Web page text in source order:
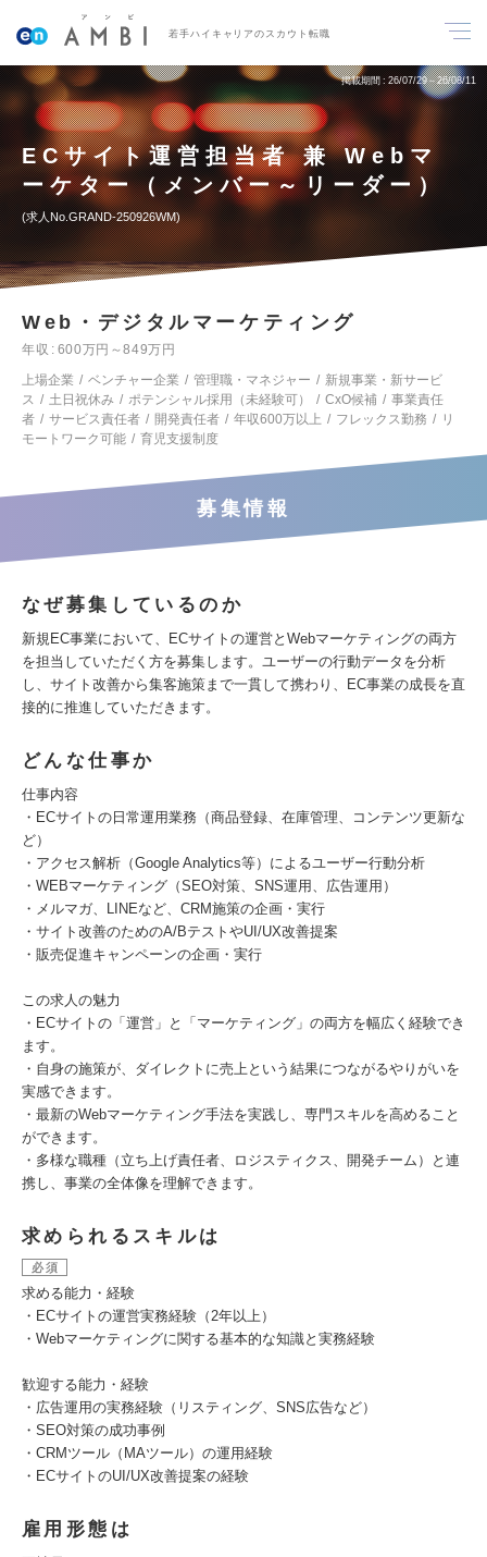
若手ハイキャリアのスカウト転職
掲載期間 26/07/29～26/08/11
ECサイト運営担当者 兼 Webマ
ーケター（メンバー～リーダー）
求人No.GRAND-250926WM
Web・デジタルマーケティング
年収
600万円～849万円
上場企業
ベンチャー企業 管理職・マネジャー
新規事業・新サービ
ス
土日祝休み ポテンシャル採用（未経験可） CxO候補
事業責任
者
サービス責任者 開発責任者 年収600万以上 フレックス勤務
リ
モートワーク可能
育児支援制度
募集情報
なぜ募集しているのか
新規EC事業において、ECサイトの運営とWebマーケティングの両方
を担当していただく方を募集します。ユーザーの行動データを分析
し、サイト改善から集客施策まで一貫して携わり、EC事業の成長を直
接的に推進していただきます。
どんな仕事か
仕事内容
・ECサイトの日常運用業務（商品登録、在庫管理、コンテンツ更新な
ど）
・アクセス解析（Google Analytics等）によるユーザー行動分析
・WEBマーケティング（SEO対策、SNS運用、広告運用）
・メルマガ、LINEなど、CRM施策の企画・実行
・サイト改善のためのA/BテストやUI/UX改善提案
・販売促進キャンペーンの企画・実行
この求人の魅力
・ECサイトの「運営」と「マーケティング」の両方を幅広く経験でき
ます。
・自身の施策が、ダイレクトに売上という結果につながるやりがいを
実感できます。
・最新のWebマーケティング手法を実践し、専門スキルを高めること
ができます。
・多様な職種（立ち上げ責任者、ロジスティクス、開発チーム）と連
携し、事業の全体像を理解できます。
求められるスキルは
必須
求める能力・経験
・ECサイトの運営実務経験（2年以上）
・Webマーケティングに関する基本的な知識と実務経験
歓迎する能力・経験
・広告運用の実務経験（リスティング、SNS広告など）
・SEO対策の成功事例
・CRMツール（MAツール）の運用経験
・ECサイトのUI/UX改善提案の経験
雇用形態は